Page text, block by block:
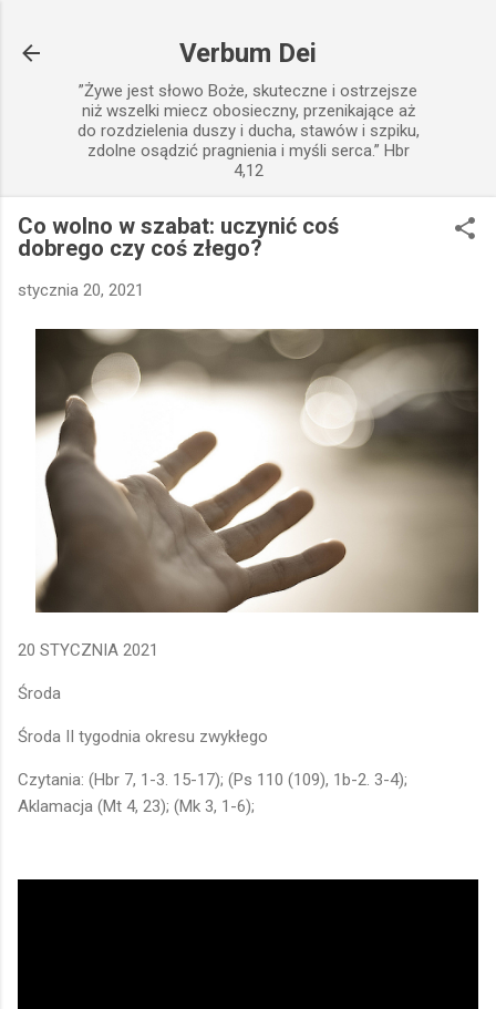
Verbum Dei
”Żywe jest słowo Boże, skuteczne i ostrzejsze
niż wszelki miecz obosieczny, przenikające aż
do rozdzielenia duszy i ducha, stawów i szpiku,
zdolne osądzić pragnienia i myśli serca.” Hbr
4,12
Co wolno w szabat: uczynić coś
dobrego czy coś złego?
stycznia 20, 2021
20 STYCZNIA 2021
Środa
Środa II tygodnia okresu zwykłego
Czytania: (Hbr 7, 1-3. 15-17); (Ps 110 (109), 1b-2. 3-4);
Aklamacja (Mt 4, 23); (Mk 3, 1-6);